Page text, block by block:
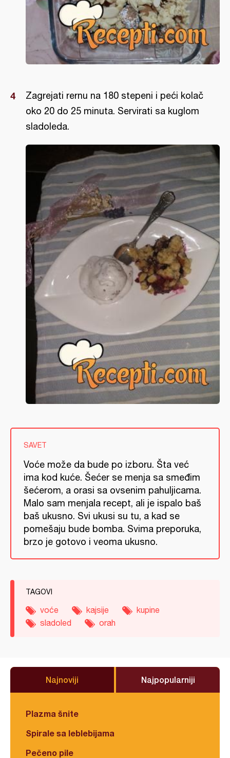
Zagrejati rernu na 180 stepeni i peći kolač
oko 20 do 25 minuta. Servirati sa kuglom
sladoleda.
SAVET
Voće može da bude po izboru. Šta već
ima kod kuće. Šećer se menja sa smeđim
šećerom, a orasi sa ovsenim pahuljicama.
Malo sam menjala recept, ali je ispalo baš
baš ukusno. Svi ukusi su tu, a kad se
pomešaju bude bomba. Svima preporuka,
brzo je gotovo i veoma ukusno.
TAGOVI
voće kajsije
kupine
sladoled
orah
Najnoviji Najpopularniji
Plazma šnite
Spirale sa leblebijama
Pečeno pile